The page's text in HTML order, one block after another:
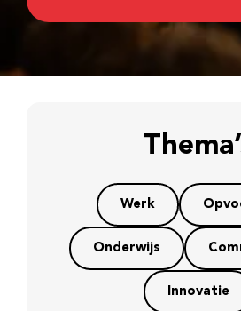
Werk
Onderwijs
Innovatie